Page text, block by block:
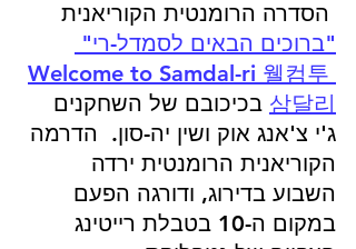
"ברוכים הבאים לסמדל-רי"
Welcome to Samdal-ri 웰컴투
삼달리 בכיכובם של השחקנים
ג'י צ'אנג אוק ושין יה-סון.  הדרמה
הקוריאנית הרומנטית ירדה
השבוע בדירוג, ודורגה הפעם
במקום ה-10 בטבלת רייטינג